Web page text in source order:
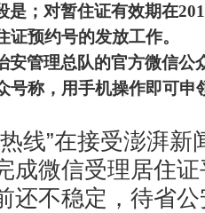
是；对暂住证有效期在
证预约号的发放工作。
安管理总队的官方微信公
号称，用手机操作即可申
线”在接受澎湃新
成微信受理居住
还不稳定，待省